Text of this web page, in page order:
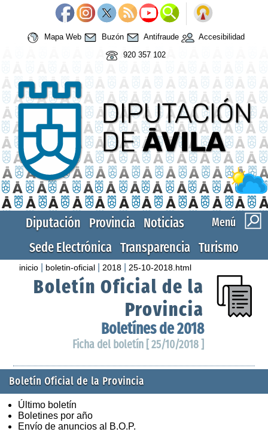
Mapa Web Buzón Antifraude
Accesibilidad
920 357 102
Menú
Diputación Provincia Noticias
Sede Electrónica Transparencia Turismo
inicio boletin-oficial 2018 25-10-2018.html
Boletín Oficial de la
Provincia
Boletínes de 2018
Ficha del boletín [ 25/10/2018 ]
Boletín Oficial de la Provincia
Último boletín
Boletines por año
Envío de anuncios al B.O.P.